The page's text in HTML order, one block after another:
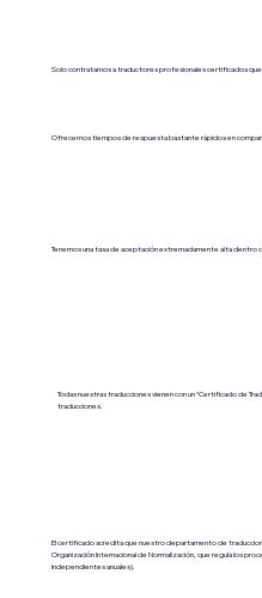
Solo contratamos a traductores profesionales certificados que
Ofrecemos tiempos de respuesta bastante rápidos en
Tenemos una tasa de aceptación extremadamente alta dentro
Todas nuestras traducciones vienen con un “Certificado de
traducciones.
El certificado acredita que nuestro departamento de
Organización Internacional de Normalización, que regula los
independientes anuales).